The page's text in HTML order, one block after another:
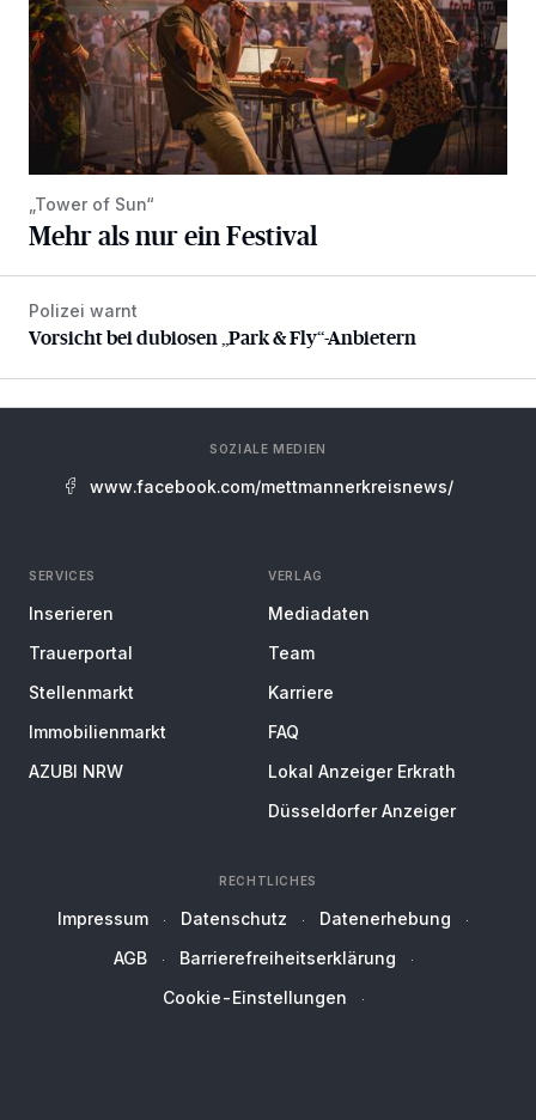
„Tower of Sun“
Mehr als nur ein Festival
Vorsicht bei dubiosen „Park & Fly“-Anbietern
Polizei warnt
Vorsicht bei dubiosen „Park & Fly“-Anbietern
SOZIALE MEDIEN
www.facebook.com/mettmannerkreisnews/
SERVICES
Inserieren
Trauerportal
Stellenmarkt
Immobilienmarkt
AZUBI NRW
VERLAG
Mediadaten
Team
Karriere
FAQ
Lokal Anzeiger Erkrath
Düsseldorfer Anzeiger
RECHTLICHES
Impressum Datenschutz
Datenerhebung
AGB
Barrierefreiheitserklärung
Cookie-Einstellungen